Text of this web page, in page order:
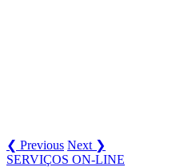
❮ Previous Next ❯
SERVIÇOS ON-LINE